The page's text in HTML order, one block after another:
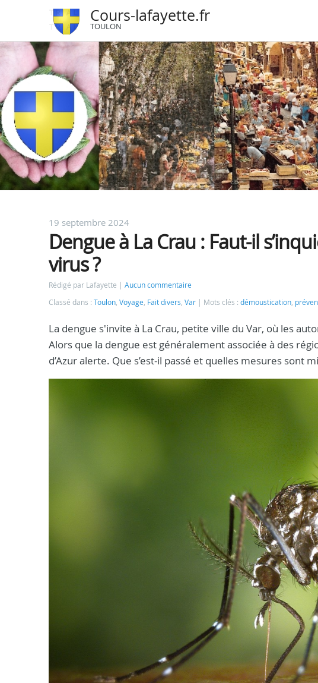
Cours-lafayette.fr
TOULON
19 septembre 2024
Dengue à La Crau : Faut-il
virus ?
Rédigé par Lafayette
Aucun commentaire
Classé dans : Toulon, Voyage, Fait divers, Var Mots clés : démoustication,
La dengue s'invite à La Crau, petite ville du Var, où les
Alors que la dengue est généralement associée à des
d’Azur alerte. Que s’est-il passé et quelles mesures sont